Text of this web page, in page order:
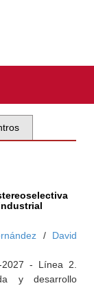
/ David
2027 - Línea 2.
y desarrollo